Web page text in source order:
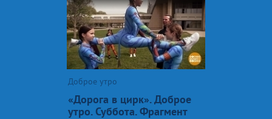
Доброе утро
«Дорога в цирк». Доброе
утро. Суббота. Фрагмент